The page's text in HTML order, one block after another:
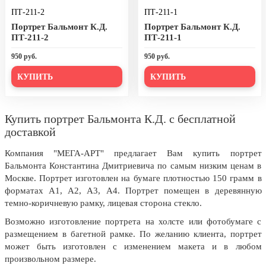
День города Москвы (первая суббота
сентября)
сентября)
8 сентября, День танкиста (второе
воскресенье сентября)
пожилых людей
5 октября, День учителя
19 октября, День Отца
25 октября, День Таможенника
Российской Федерации
28 октября, День Бабушек и Дедушек
Хэллоуин
4 ноября, День народного единства
ПТ-211-2
Портрет Бальмонт К.Д.
ПТ-211-2
950 руб.
КУПИТЬ
ПТ-211-1
Портрет Бальмонт К.Д.
ПТ-211-1
950 руб.
КУПИТЬ
Купить портрет Бальмонта К.Д. с бесплатной
доставкой
Компания "МЕГА-АРТ" предлагает Вам купить портрет
Бальмонта Константина Дмитриевича по самым низким ценам в
Москве. Портрет изготовлен на бумаге плотностью 150 грамм в
форматах А1, А2, А3, А4. Портрет помещен в деревянную
темно-коричневую рамку, лицевая сторона стекло.
Возможно изготовление портрета на холсте или фотобумаге с
размещением в багетной рамке. По желанию клиента, портрет
может быть изготовлен с изменением макета и в любом
произвольном размере.